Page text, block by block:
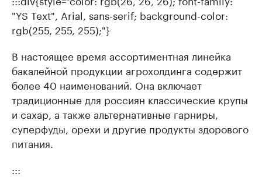
"YS Text", Arial, sans-serif; background-color:
rgb(255, 255, 255);"}
В настоящее время ассортиментная линейка
бакалейной продукции агрохолдинга содержит
более 40 наименований. Она включает
традиционные для россиян классические крупы
и сахар, а также альтернативные гарниры,
суперфуды, орехи и другие продукты здорового
питания.
:::